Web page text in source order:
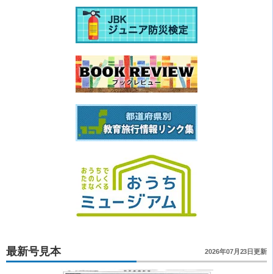
最新号見本 2026年07月23日更新